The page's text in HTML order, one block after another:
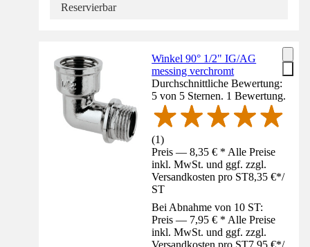
Reservierbar
Winkel 90° 1/2" IG/AG
messing verchromt
Durchschnittliche Bewertung:
5 von 5 Sternen. 1 Bewertung.
(1)
Preis — 8,35 € * Alle Preise
inkl. MwSt. und ggf. zzgl.
Versandkosten pro ST8,35 €*/
ST
Bei Abnahme von 10 ST:
Preis — 7,95 € * Alle Preise
inkl. MwSt. und ggf. zzgl.
Versandkosten pro ST7,95 €*/